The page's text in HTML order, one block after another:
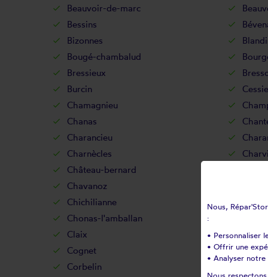
Beauvoir-de-marc
Bessins
Bizonnes
Bougé-chambalud
Bressieux
Burcin
Chamagnieu
Chanas
Charancieu
Charnècles
Château-bernard
Chavanoz
Chichilianne
Chonas-l'amballan
Claix
Cognet
Corbelin
Nous,
:
• Personnaliser
• Offrir une
• Analyser notre